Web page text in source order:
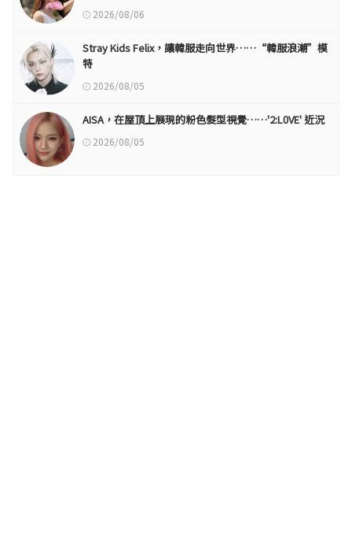
2026/08/06
Stray Kids Felix，讓韓服走向世界……“韓服浪潮”模
特
2026/08/05
AISA，在屋頂上展現的粉色髮型視覺……'2:L0VE' 近況
2026/08/05